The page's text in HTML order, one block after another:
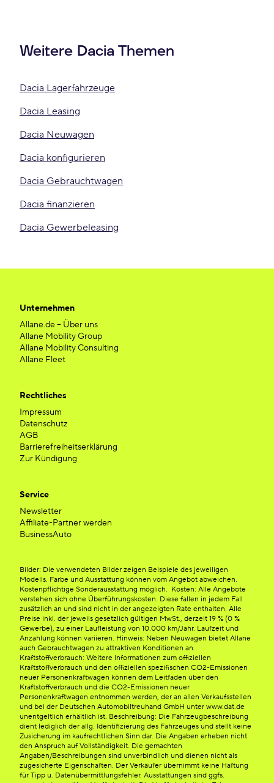
Weitere Dacia Themen
Dacia Lagerfahrzeuge
Dacia Leasing
Dacia Neuwagen
Dacia konfigurieren
Dacia Gebrauchtwagen
Dacia finanzieren
Dacia Gewerbeleasing
Unternehmen
Allane.de – Über uns
Allane Mobility Group
Allane Mobility Consulting
Allane Fleet
Rechtliches
Impressum
Datenschutz
AGB
Barrierefreiheitserklärung
Zur Kündigung
Service
Newsletter
Affiliate-Partner werden
BusinessAuto
Bilder: Die verwendeten Bilder zeigen Beispiele des jeweiligen
Modells. Farbe und Ausstattung können vom Angebot abweichen.
Kostenpflichtige Sonderausstattung möglich. Kosten: Alle Angebote
verstehen sich ohne Überführungskosten. Diese fallen in jedem Fall
zusätzlich an und sind nicht in der angezeigten Rate enthalten. Alle
Preise inkl. der jeweils gesetzlich gültigen MwSt., derzeit 19 % (0 %
Gewerbe), zu einer Laufleistung von 10.000 km/Jahr. Laufzeit und
Anzahlung können variieren. Hinweis: Neben Neuwagen bietet Allane
auch Gebrauchtwagen zu attraktiven Konditionen an.
Kraftstoffverbrauch: Weitere Informationen zum offiziellen
Kraftstoffverbrauch und den offiziellen spezifischen CO2-Emissionen
neuer Personenkraftwagen können dem Leitfaden über den
Kraftstoffverbrauch und die CO2-Emissionen neuer
Personenkraftwagen entnommen werden, der an allen Verkaufsstellen
und bei der Deutschen Automobiltreuhand GmbH unter www.dat.de
unentgeltlich erhältlich ist. Beschreibung: Die Fahrzeugbeschreibung
dient lediglich der allg. Identifizierung des Fahrzeuges und stellt keine
Zusicherung im kaufrechtlichen Sinn dar. Die Angaben erheben nicht
den Anspruch auf Vollständigkeit. Die gemachten
Angaben/Beschreibungen sind unverbindlich und dienen nicht als
zugesicherte Eigenschaften. Der Verkäufer übernimmt keine Haftung
für Tipp u. Datenübermittlungsfehler. Ausstattungen sind ggfs.